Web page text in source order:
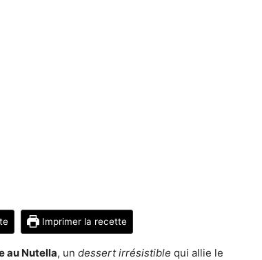
Imprimer la recette
au Nutella, un dessert irrésistible qui allie le